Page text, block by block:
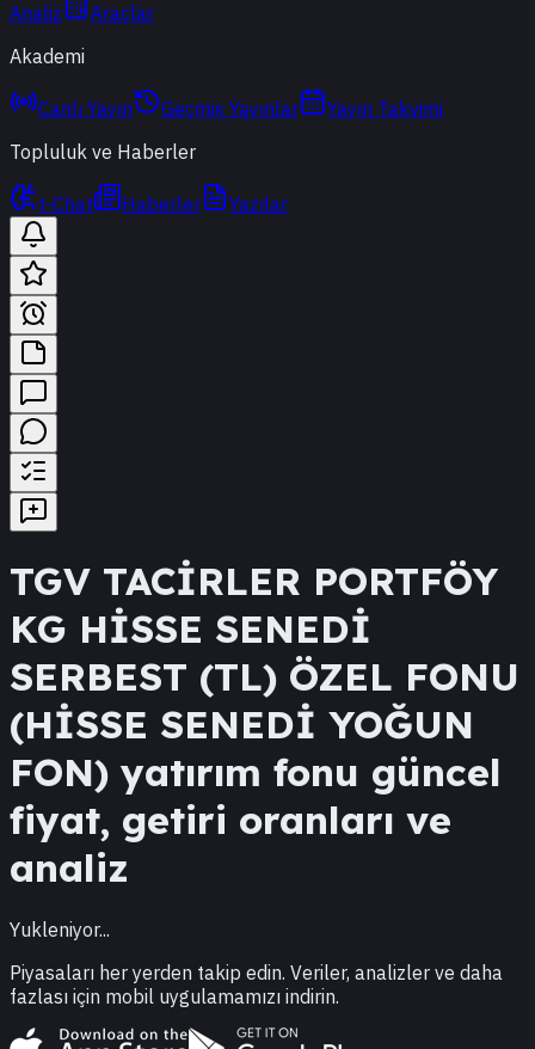
Analiz
Araçlar
Akademi
Canlı Yayın Geçmiş Yayınlar
Yayın Takvimi
Topluluk ve Haberler
t-Chat Haberler Yazılar
TGV TACİRLER PORTFÖY
KG HİSSE SENEDİ
SERBEST (TL) ÖZEL FONU
(HİSSE SENEDİ YOĞUN
FON) yatırım fonu güncel
fiyat, getiri oranları ve
analiz
Yukleniyor...
Piyasaları her yerden takip edin. Veriler, analizler ve daha
fazlası için mobil uygulamamızı indirin.